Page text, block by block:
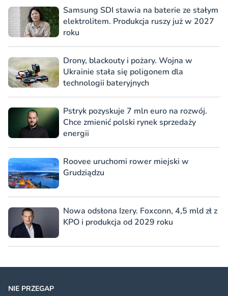
Samsung SDI stawia na baterie ze stałym
elektrolitem. Produkcja ruszy już w 2027
roku
Drony, blackouty i pożary. Wojna w
Ukrainie stała się poligonem dla
technologii bateryjnych
Pstryk pozyskuje 7 mln euro na rozwój.
Chce zmienić polski rynek sprzedaży
energii
Roovee uruchomi rower miejski w
Grudziądzu
Nowa odsłona Izery. Foxconn, 4,5 mld zł z
KPO i produkcja od 2029 roku
NIE PRZEGAP